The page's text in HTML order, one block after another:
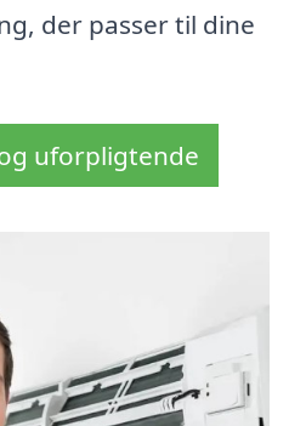
der passer til dine
uforpligtende